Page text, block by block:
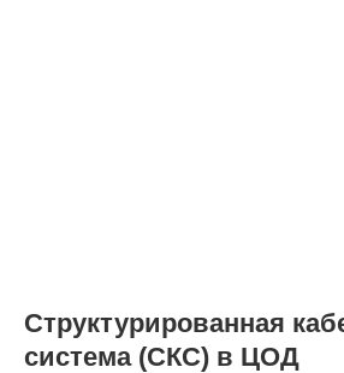
Структурированная
система (СКС) в ЦОД